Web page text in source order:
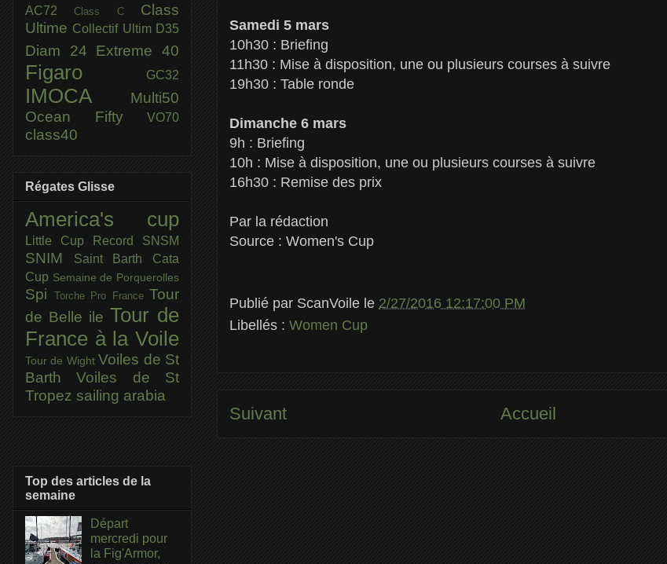
Samedi 5 mars
10h30 : Briefing
11h30 : Mise à disposition, une ou plusieurs courses à suivre
19h30 : Table ronde
Dimanche 6 mars
9h : Briefing
10h : Mise à disposition, une ou plusieurs courses à suivre
16h30 : Remise des prix
Par la rédaction
Source : Women's Cup
Publié par ScanVoile le 2/27/2016 12:17:00 PM
Libellés : Women Cup
Suivant Accueil
AC72Class C Class
Ultime Collectif Ultim D35
Diam 24 Extreme 40
Figaro GC32
IMOCA
Multi50
Ocean Fifty
VO70
class40
Régates Glisse
America's cup
Little Cup Record SNSM
SNIM
Saint Barth Cata
Cup Semaine de Porquerolles
Spi Torche Pro France Tour
de Belle ile Tour de
France à la Voile
Tour de Wight Voiles de St
BarthVoiles de St
Tropez sailing arabia
Top des articles de la
semaine
Départ
mercredi pour
la Fig'Armor,